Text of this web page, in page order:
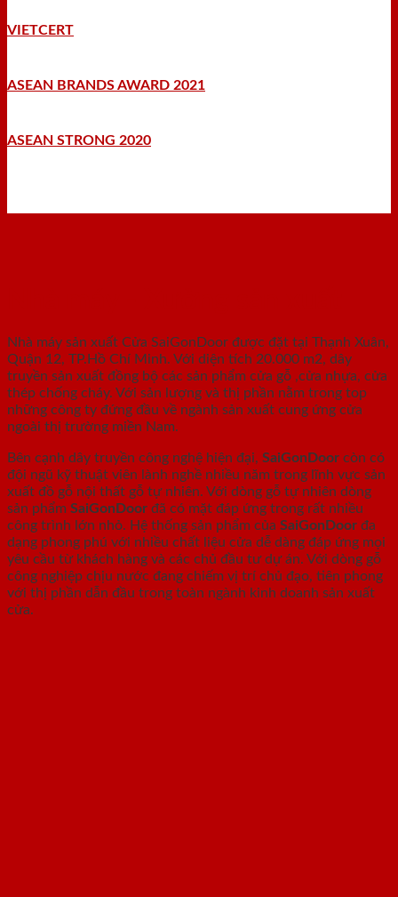
VIETCERT
ASEAN BRANDS AWARD 2021
ASEAN STRONG 2020
Nhà máy sản xuất Cửa SaiGonDoor được đặt tại Thạnh Xuân,
Quận 12, TP.Hồ Chí Minh. Với diện tích 20.000 m2, dây
truyền sản xuất đồng bộ các sản phẩm cửa gỗ ,cửa nhựa, cửa
thép chống cháy. Với sản lượng và thị phần nằm trong top
những công ty đứng đầu về ngành sản xuất cung ứng cửa
ngoài thị trường miền Nam.
Bên cạnh dây truyền công nghệ hiện đại, SaiGonDoor còn có
đội ngũ kỹ thuật viên lành nghề nhiều năm trong lĩnh vực sản
xuất đồ gỗ nội thất gỗ tự nhiên. Với dòng gỗ tự nhiên dòng
sản phẩm SaiGonDoor đã có mặt đáp ứng trong rất nhiều
công trình lớn nhỏ. Hệ thống sản phẩm của SaiGonDoor đa
dạng phong phú với nhiều chất liệu cửa dễ dàng đáp ứng mọi
yêu cầu từ khách hàng và các chủ đầu tư dự án. Với dòng gỗ
công nghiệp chịu nước đang chiếm vị trí chủ đạo, tiên phong
với thị phần dẫn đầu trong toàn ngành kinh doanh sản xuất
cửa.